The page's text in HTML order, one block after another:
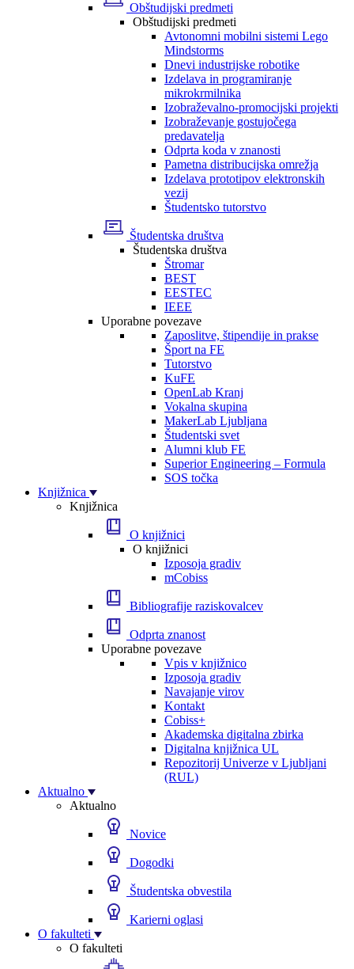
Obštudijski predmeti
Obštudijski predmeti
Avtonomni mobilni sistemi Lego
Mindstorms
Dnevi industrijske robotike
Izdelava in programiranje
mikrokrmilnika
Izobraževalno-promocijski projekti
Izobraževanje gostujočega
predavatelja
Odprta koda v znanosti
Pametna distribucijska omrežja
Izdelava prototipov elektronskih
vezij
Študentsko tutorstvo
Študentska društva
Študentska društva
Štromar
BEST
EESTEC
IEEE
Uporabne povezave
Zaposlitve, štipendije in prakse
Šport na FE
Tutorstvo
KuFE
OpenLab Kranj
Vokalna skupina
MakerLab Ljubljana
Študentski svet
Alumni klub FE
Superior Engineering – Formula
SOS točka
Knjižnica
Knjižnica
O knjižnici
O knjižnici
Izposoja gradiv
mCobiss
Bibliografije raziskovalcev
Odprta znanost
Uporabne povezave
Vpis v knjižnico
Izposoja gradiv
Navajanje virov
Kontakt
Cobiss+
Akademska digitalna zbirka
Digitalna knjižnica UL
Repozitorij Univerze v Ljubljani
(RUL)
Aktualno
Aktualno
Novice
Dogodki
Študentska obvestila
Karierni oglasi
O fakulteti
O fakulteti